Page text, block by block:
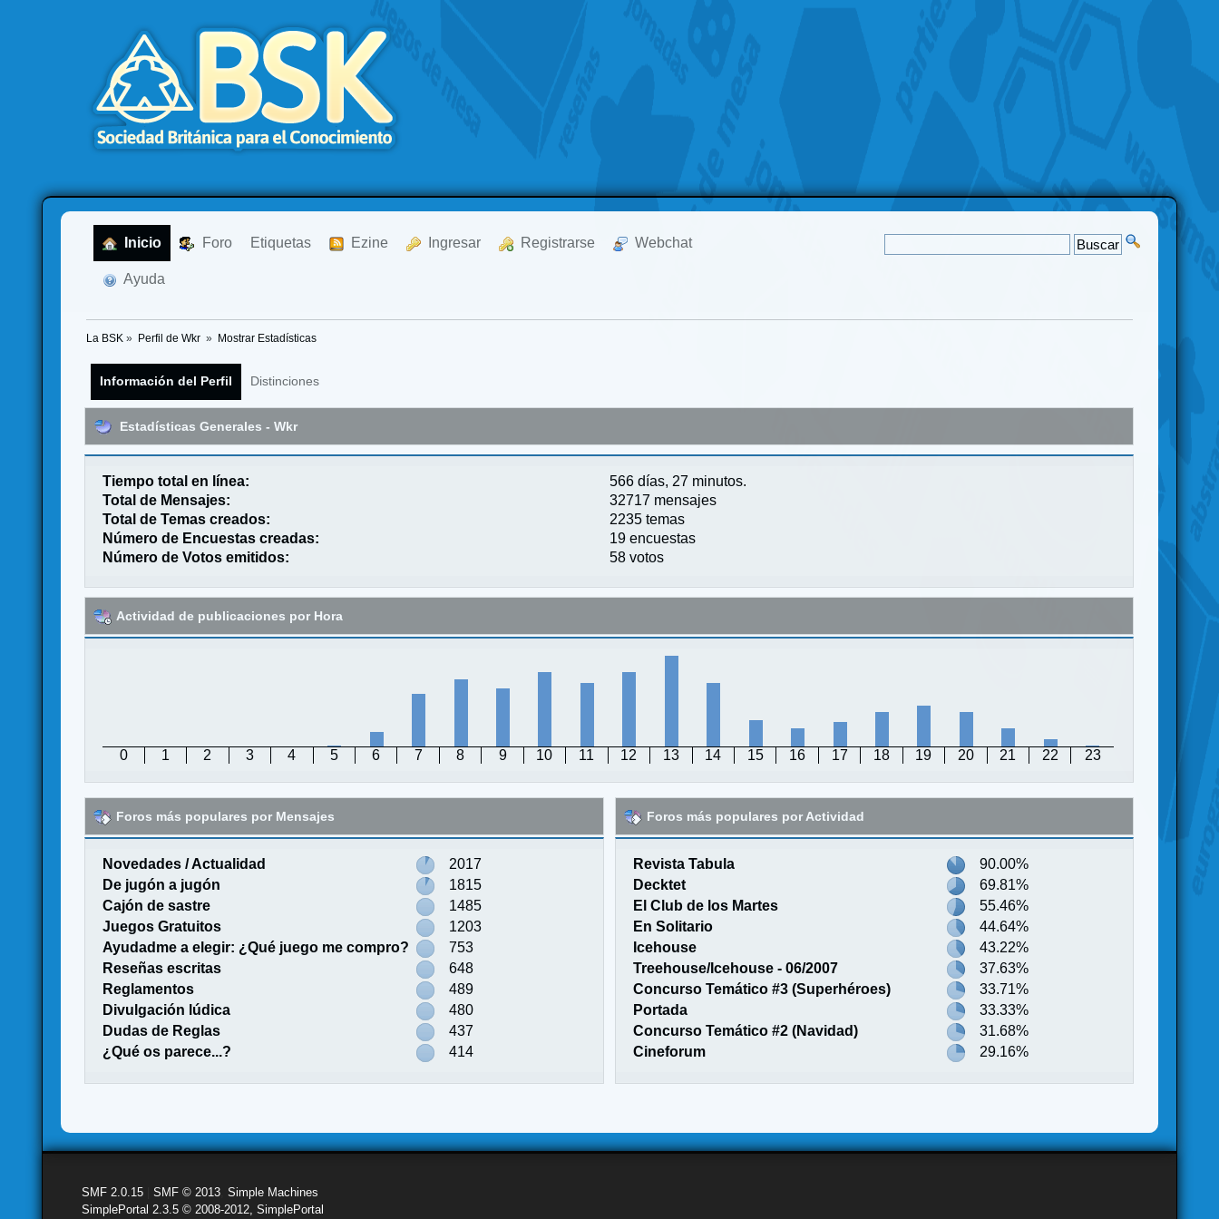
Inicio Foro Etiquetas Ezine Ingresar Registrarse Webchat
Ayuda
La BSK » Perfil de Wkr » Mostrar Estadísticas
Información del Perfil Distinciones
Estadísticas Generales - Wkr
Tiempo total en línea:
566 días, 27 minutos.
Total de Mensajes:
32717 mensajes
Total de Temas creados:
2235 temas
Número de Encuestas creadas:
19 encuestas
Número de Votos emitidos:
58 votos
Actividad de publicaciones por Hora
0 1 2 3 4 5 6 7 8 9 10 11 12 13 14 15 16 17 18 19 20 21 22 23
Foros más populares por Mensajes
Novedades / Actualidad
2017
De jugón a jugón
1815
Cajón de sastre
1485
Juegos Gratuitos
1203
Ayudadme a elegir: ¿Qué juego me compro?
753
Reseñas escritas
648
Reglamentos
489
Divulgación lúdica
480
Dudas de Reglas
437
¿Qué os parece...?
414
Foros más populares por Actividad
Revista Tabula
90.00%
Decktet
69.81%
El Club de los Martes
55.46%
En Solitario
44.64%
Icehouse
43.22%
Treehouse/Icehouse - 06/2007
37.63%
Concurso Temático #3 (Superhéroes)
33.71%
Portada
33.33%
Concurso Temático #2 (Navidad)
31.68%
Cineforum
29.16%
SMF 2.0.15 |SMF © 2013 ,Simple Machines
SimplePortal 2.3.5 © 2008-2012, SimplePortal